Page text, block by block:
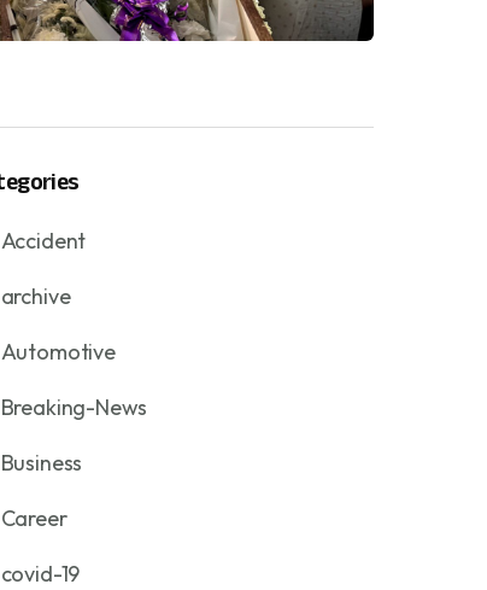
Accident
archive
Automotive
Breaking-News
Business
Career
covid-19